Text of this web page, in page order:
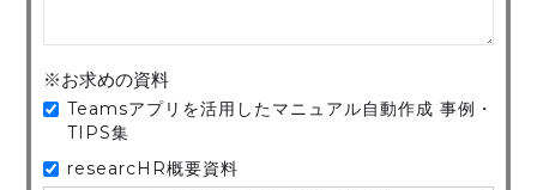
※お求めの資料
Teamsアプリを活用したマニュアル自動作成 事例・
TIPS集
researcHR概要資料